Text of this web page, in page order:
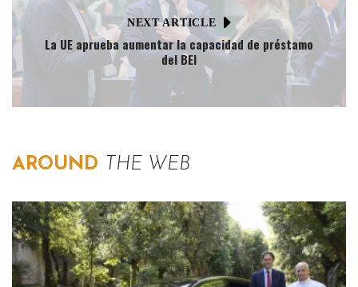
NEXT ARTICLE
La UE aprueba aumentar la capacidad de préstamo
del BEI
AROUND THE WEB